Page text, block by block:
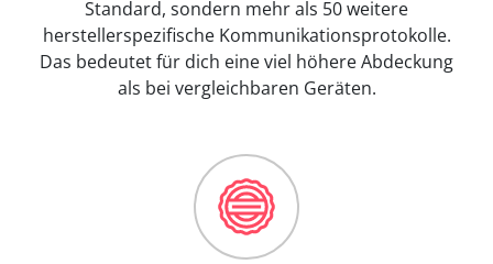
Standard, sondern mehr als 50 weitere
herstellerspezifische Kommunikationsprotokolle.
Das bedeutet für dich eine viel höhere Abdeckung
als bei vergleichbaren Geräten.